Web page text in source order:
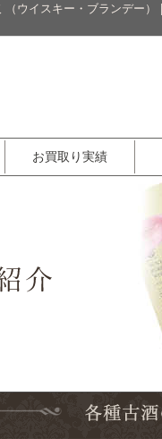
ウイスキー・ブランデー）
お買取り実績